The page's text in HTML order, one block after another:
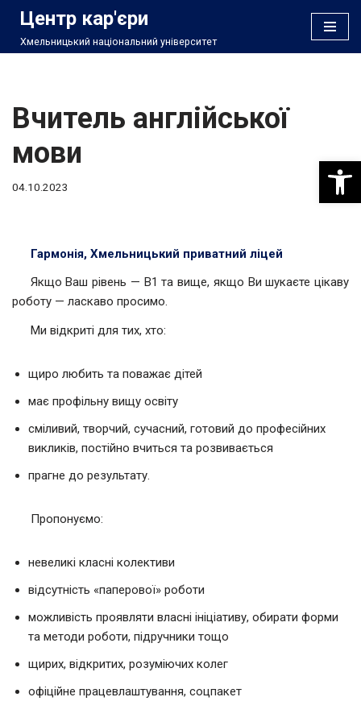
Перейти
Центр кар'єри
Хмельницький національний університет
Вчитель англійської
мови
04.10.2023
Гармонія, Хмельницький приватний ліцей
Якщо Ваш рівень — В1 та вище, якщо Ви шукаєте цікаву
роботу — ласкаво просимо.
Ми відкриті для тих, хто:
щиро любить та поважає дітей
має профільну вищу освіту
сміливий, творчий, сучасний, готовий до професійних
викликів, постійно вчиться та розвивається
прагне до результату.
Пропонуємо:
невеликі класні колективи
відсутність «паперової» роботи
можливість проявляти власні ініціативу, обирати форми
та методи роботи, підручники тощо
щирих, відкритих, розуміючих колег
офіційне працевлаштування, соцпакет